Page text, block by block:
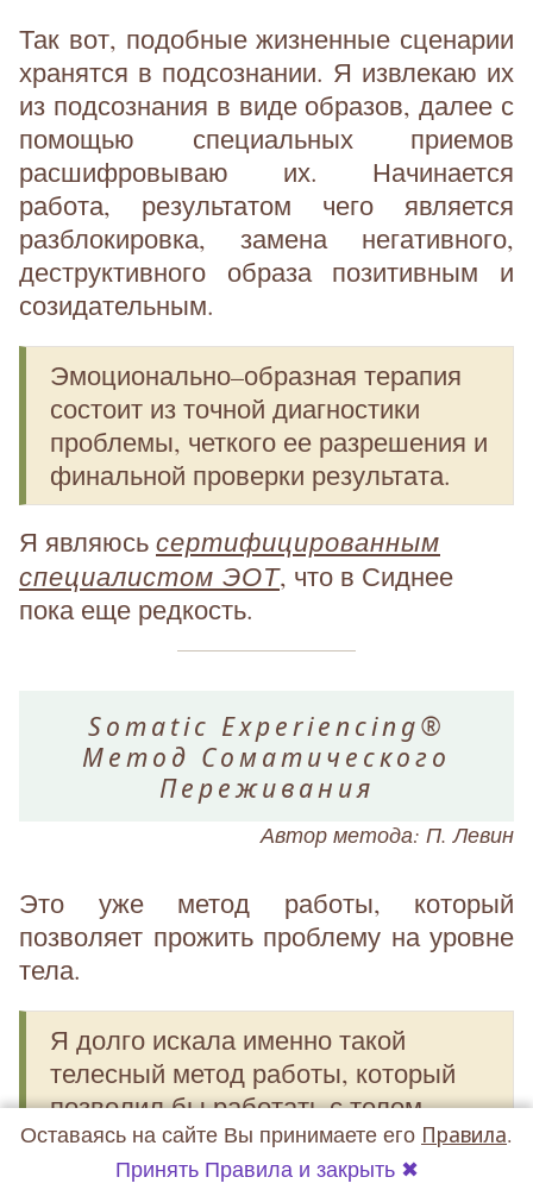
Так вот, подобные жизненные сценарии
хранятся в подсознании. Я извлекаю их
из подсознания в виде образов, далее с
помощью специальных приемов
расшифровываю их. Начинается
работа, результатом чего является
разблокировка, замена негативного,
деструктивного образа позитивным и
созидательным.
Эмоционально–образная терапия
состоит из точной диагностики
проблемы, четкого ее разрешения и
финальной проверки результата.
Я являюсь сертифицированным
специалистом ЭОТ, что в Сиднее
пока еще редкость.
Somatic Experiencing®
Метод Соматического
Переживания
Автор метода: П. Левин
Это уже метод работы, который
позволяет прожить проблему на уровне
тела.
Я долго искала именно такой
телесный метод работы, который
позволил бы работать с телом
дистанционно. И Соматическая
Терапия израильской
Оставаясь на сайте Вы принимаете его Правила.
Принять Правила и закрыть ✖